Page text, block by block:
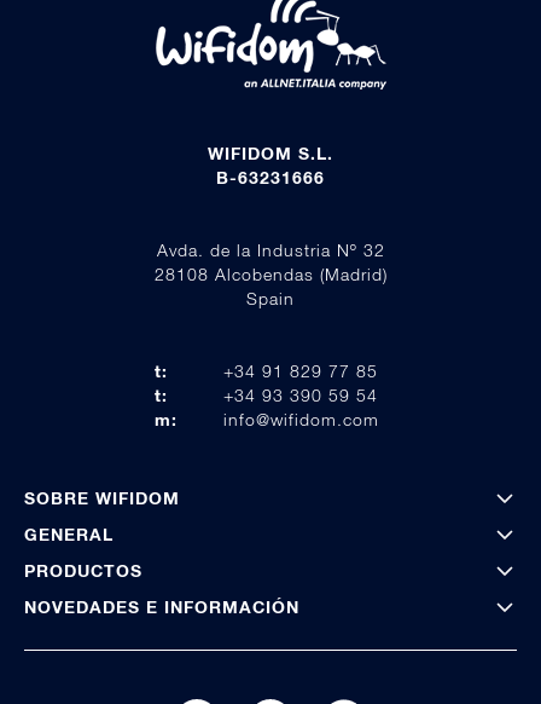
WIFIDOM S.L.
B-63231666
Avda. de la Industria Nº 32
28108 Alcobendas (Madrid)
Spain
t:
+34 91 829 77 85
t:
+34 93 390 59 54
m:
info@wifidom.com
SOBRE WIFIDOM
GENERAL
PRODUCTOS
NOVEDADES E INFORMACIÓN